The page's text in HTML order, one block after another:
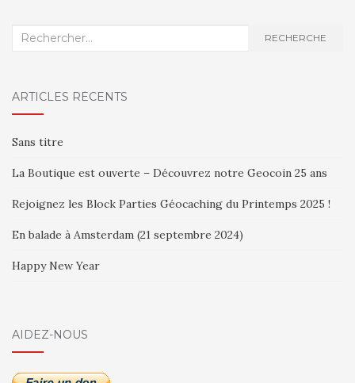
Recherche
RECHERCHE
ARTICLES RÉCENTS
Sans titre
La Boutique est ouverte – Découvrez notre Geocoin 25 ans
Rejoignez les Block Parties Géocaching du Printemps 2025 !
En balade à Amsterdam (21 septembre 2024)
Happy New Year
AIDEZ-NOUS